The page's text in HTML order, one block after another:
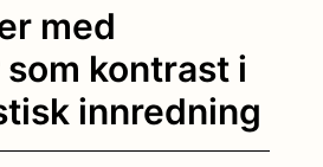
med
kontrast i
innredning